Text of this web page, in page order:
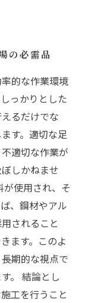
の必需品
的な作業環境
っかりとした
るだけでな
す。適切な足
適切な作業が
しかねませ
が使用され、そ
、鋼材やアル
されること
ます。このよ
期的な視点で
。 結論とし
工を行うこと